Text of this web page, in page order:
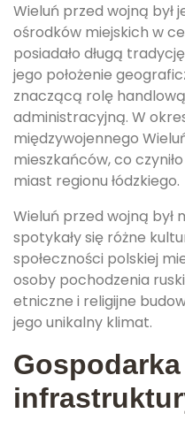
Wieluń przed wojną był
ośrodków miejskich w
posiadało długą
jego położenie
znaczącą rolę
administracyjną. W
międzywojennego
mieszkańców, co
miast regionu łódzkiego.
Wieluń przed wojną był
spotykały się różne
społeczności polskiej
osoby pochodzenia
etniczne i religijne
jego unikalny klimat.